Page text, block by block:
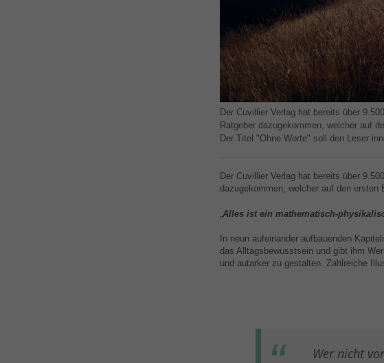
Der Cuvillier Verlag hat bereits über
Ratgeber dazugekommen, welcher auf
Der Titel "Ohne Worte" soll den
Der Cuvillier Verlag hat bereits über
dazugekommen, welcher auf den
„Alles ist ein mathematisch-
In neun aufeinander aufbauenden
das Alltagsbewusstsein und gibt ihm
und autarker zu gestalten. Zahlreiche
Wer nicht